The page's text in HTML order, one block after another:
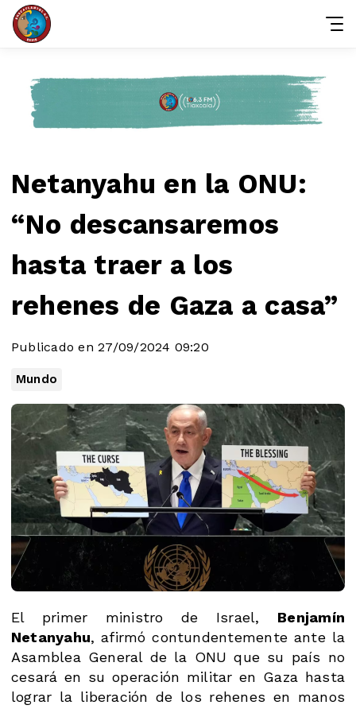
Netanyahu en la ONU:
“No descansaremos
hasta traer a los
rehenes de Gaza a casa”
Publicado en 27/09/2024 09:20
Mundo
El primer ministro de Israel, Benjamín
Netanyahu, afirmó contundentemente ante la
Asamblea General de la ONU que su país no
cesará en su operación militar en Gaza hasta
lograr la liberación de los rehenes en manos